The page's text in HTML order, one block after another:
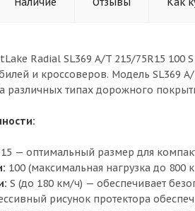
Radial SL369 A/T 215/75R15
и кроссоверов. Модель SL369
различных типах дорожного
— оптимальный размер для
100 (максимальная нагрузка до 800
S (до 180 км/ч) — обеспечивает
рисунок протектора